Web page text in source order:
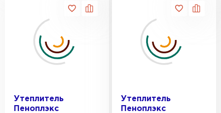
Утеплитель
Пеноплэкс
Утеплитель
Пеноплэкс
ПЕРЕЙТИ
Утеплитель Теплекс
Утеплитель Изомин
Утеплитель Тимплэкс